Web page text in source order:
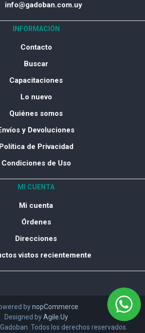
info@gadoban.com.uy
INFORMACIÓN
Contacto
Buscar
Capacitaciones
Lo nuevo
Quiénes somos
y Devoluciones
Política de Privacidad
Condiciones de Uso
MI CUENTA
Mi cuenta
Órdenes
Direcciones
vistos recientemente
bynopCommerce
Designed byAgile.Uy
Todos los derechos reservados.